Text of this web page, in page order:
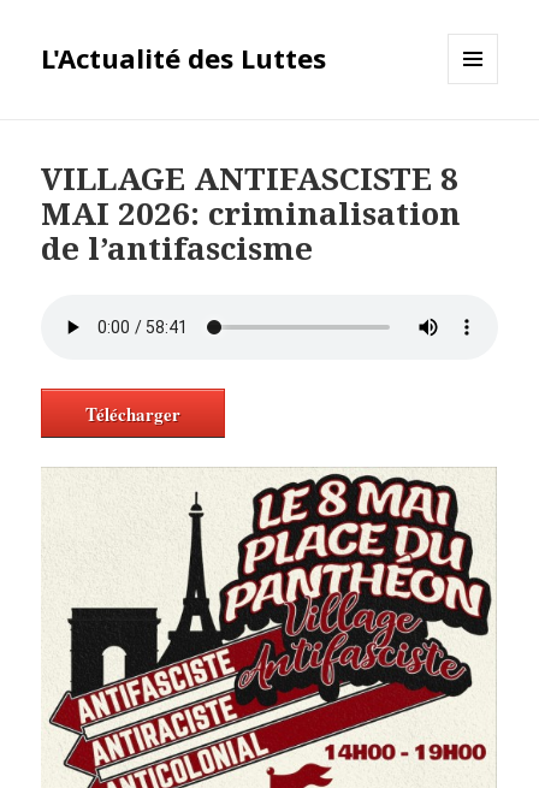
L'Actualité des Luttes
VILLAGE ANTIFASCISTE 8
MAI 2026: criminalisation
de l’antifascisme
Télécharger